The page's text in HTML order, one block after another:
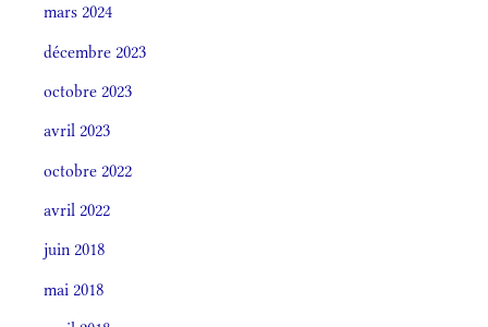
mars 2024
décembre 2023
octobre 2023
avril 2023
octobre 2022
avril 2022
juin 2018
mai 2018